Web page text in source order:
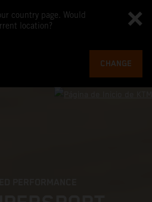
country page. Would
location?
CHANGE